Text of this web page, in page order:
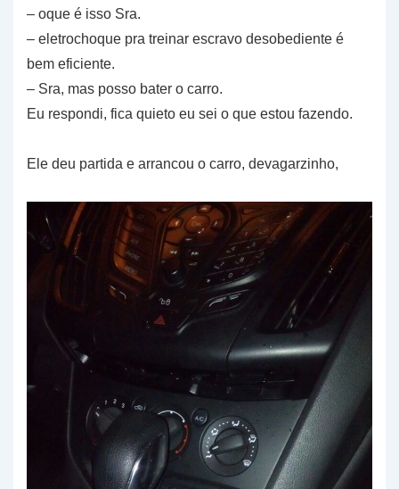
– oque é isso Sra.
– eletrochoque pra treinar escravo desobediente é
bem eficiente.
– Sra, mas posso bater o carro.
Eu respondi, fica quieto eu sei o que estou fazendo.
Ele deu partida e arrancou o carro, devagarzinho,